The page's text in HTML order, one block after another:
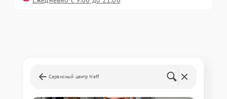
Сервисный центр Neff